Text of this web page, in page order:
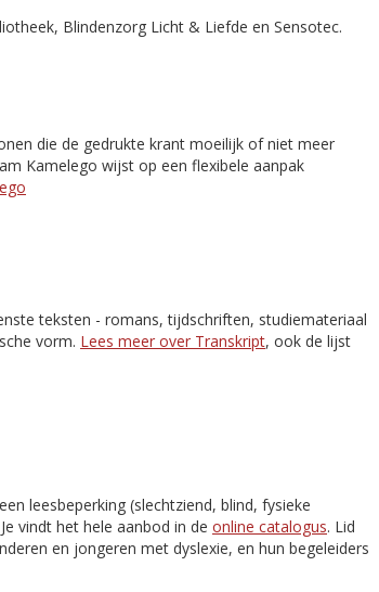
Blindenzorg Licht & Liefde en Sensotec.
die de gedrukte krant moeilijk of niet meer
Kamelego wijst op een flexibele aanpak
teksten - romans, tijdschriften, studiemateriaal
vorm. Lees meer over Transkript, ook de lijst
leesbeperking (slechtziend, blind, fysieke
vindt het hele aanbod in de online catalogus. Lid
en jongeren met dyslexie, en hun begeleiders